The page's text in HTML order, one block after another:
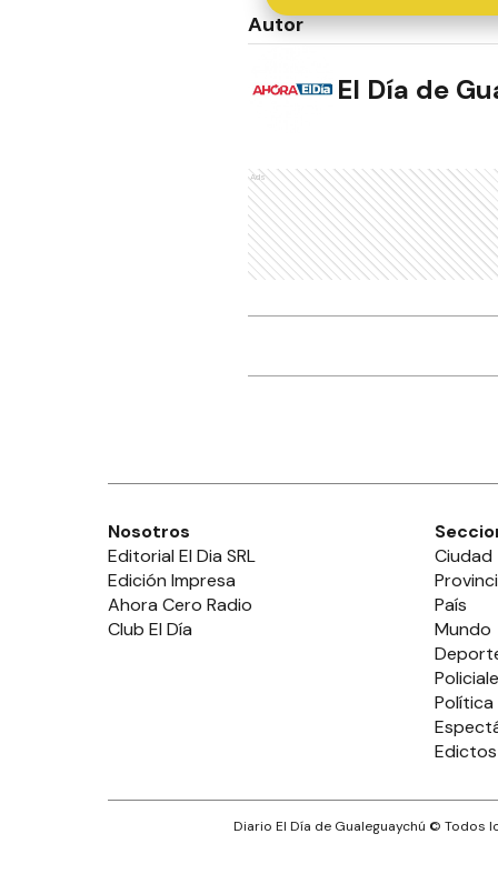
Autor
El Día de
Ads
Nosotros
Editorial El Dia SRL
Edición Impresa
Ahora Cero Radio
Club El Día
Ciudad
País
Mundo
Política
Edictos
Diario El Día de Gualeguaychú © Todos